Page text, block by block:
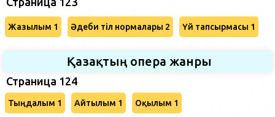
Жазылым 1 Әдеби тіл нормалары 2 Үй тапсырмасы 1
Қазақтың опера жанры
Страница 124
Тыңдалым 1 Айтылым 1 Оқылым 1